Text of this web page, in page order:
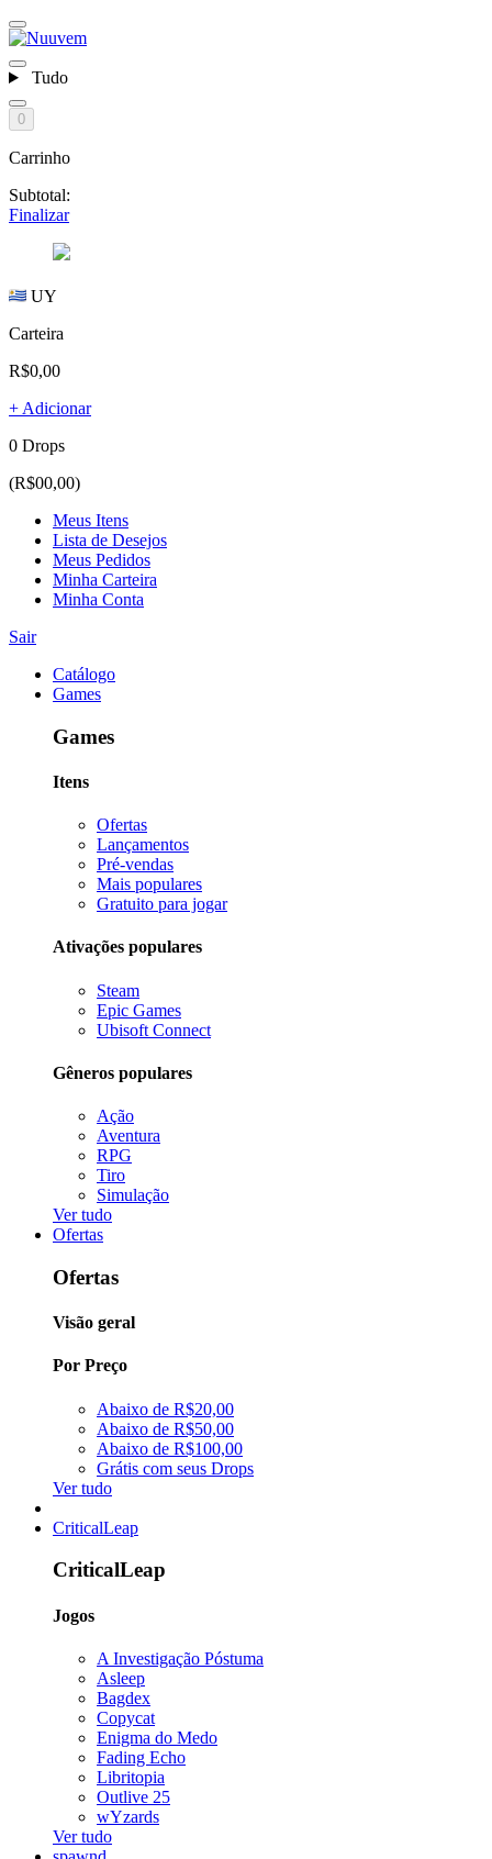
Tudo
0
Carrinho
Subtotal:
Finalizar
UY
Carteira
R$0,00
+ Adicionar
0 Drops
(R$00,00)
Meus Itens
Lista de Desejos
Meus Pedidos
Minha Carteira
Minha Conta
Sair
Catálogo
Games
Games
Itens
Ofertas
Lançamentos
Pré-vendas
Mais populares
Gratuito para jogar
Ativações populares
Steam
Epic Games
Ubisoft Connect
Gêneros populares
Ação
Aventura
RPG
Tiro
Simulação
Ver tudo
Ofertas
Ofertas
Visão geral
Por Preço
Abaixo de R$20,00
Abaixo de R$50,00
Abaixo de R$100,00
Grátis com seus Drops
Ver tudo
CriticalLeap
CriticalLeap
Jogos
A Investigação Póstuma
Asleep
Bagdex
Copycat
Enigma do Medo
Fading Echo
Libritopia
Outlive 25
wYzards
Ver tudo